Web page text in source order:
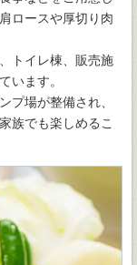
ロースや厚切り肉
トイレ棟、販売施
います。
プ場が整備され、
族でも楽しめるこ